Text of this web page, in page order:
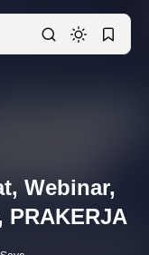
Webinar,
PRAKERJA